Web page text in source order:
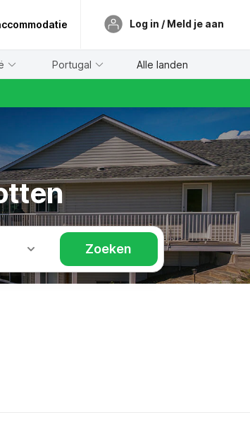
Log in / Meld je aan
Portugal Alle landen
Zoeken